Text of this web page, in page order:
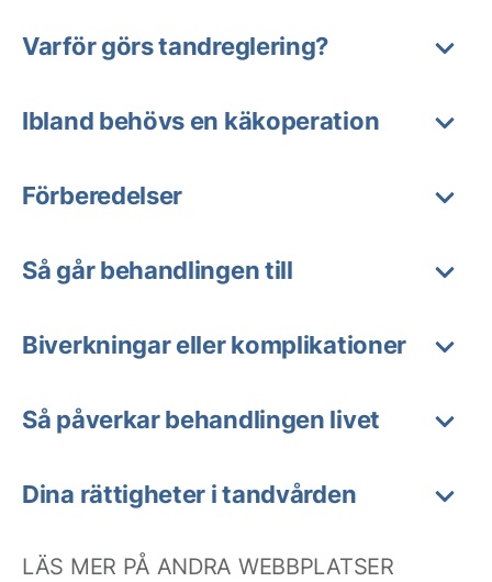
Varför görs tandreglering?
Ibland behövs en käkoperation
Förberedelser
Så går behandlingen till
Biverkningar eller komplikationer
Så påverkar behandlingen livet
Dina rättigheter i tandvården
LÄS MER PÅ ANDRA WEBBPLATSER